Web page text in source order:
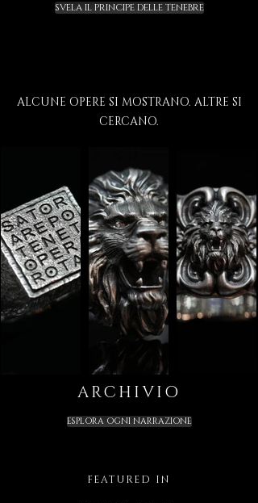
SVELA IL PRINCIPE DELLE TENEBRE
ALCUNE OPERE SI MOSTRANO. ALTRE SI
CERCANO.
ARCHIVIO
ESPLORA OGNI NARRAZIONE
FEATURED IN